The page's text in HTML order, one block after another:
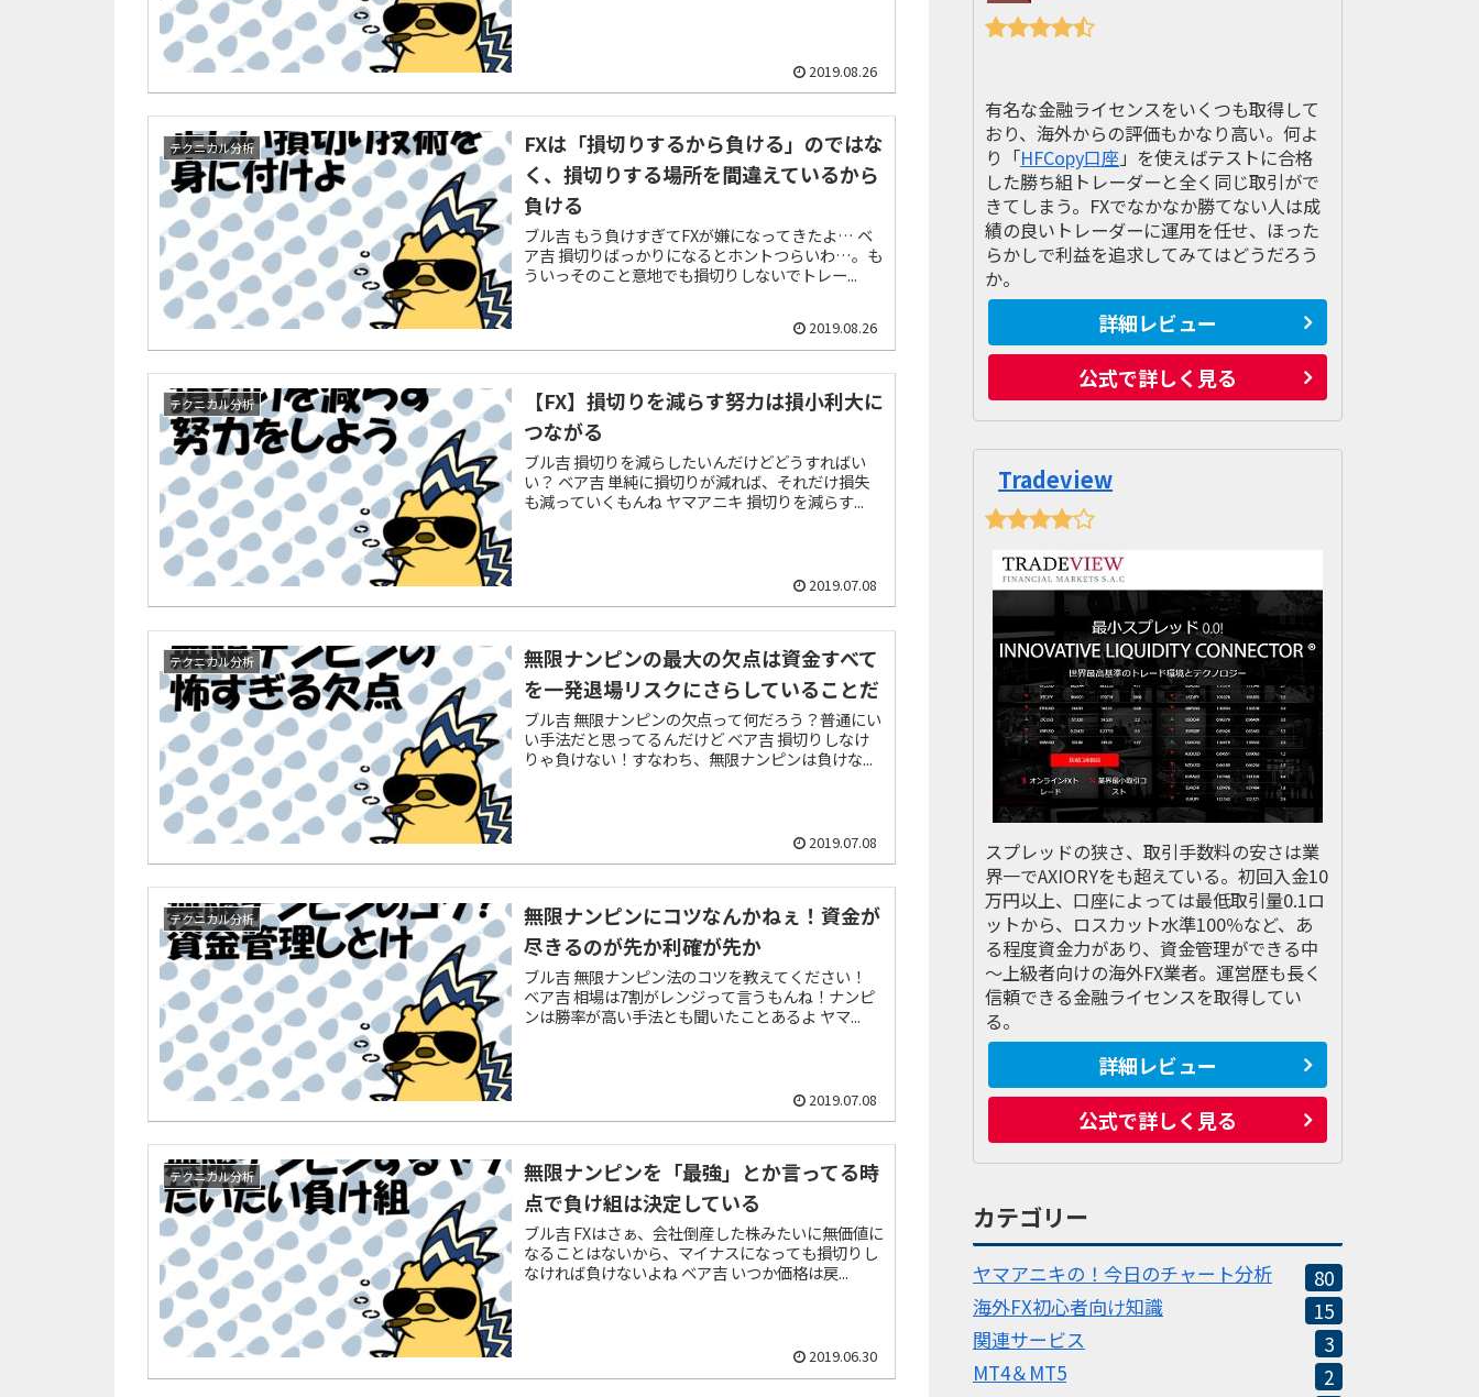
2019.08.26
テクニカル分析
FXは「損切りするから負ける」のではな
く、損切りする場所を間違えているから
負ける
ブル吉 もう負けすぎてFXが嫌になってきたよ… ベ
ア吉 損切りばっかりになるとホントつらいわ…。も
ういっそのこと意地でも損切りしないでトレー...
2019.08.26
テクニカル分析
【FX】損切りを減らす努力は損小利大に
つながる
ブル吉 損切りを減らしたいんだけどどうすればい
い？ ベア吉 単純に損切りが減れば、それだけ損失
も減っていくもんね ヤマアニキ 損切りを減らす...
2019.07.08
テクニカル分析
無限ナンピンの最大の欠点は資金すべて
を一発退場リスクにさらしていることだ
ブル吉 無限ナンピンの欠点って何だろう？普通にい
い手法だと思ってるんだけど ベア吉 損切りしなけ
りゃ負けない！すなわち、無限ナンピンは負けな...
2019.07.08
テクニカル分析
無限ナンピンにコツなんかねぇ！資金が
尽きるのが先か利確が先か
ブル吉 無限ナンピン法のコツを教えてください！
ベア吉 相場は7割がレンジって言うもんね！ナンピ
ンは勝率が高い手法とも聞いたことあるよ ヤマ...
2019.07.08
テクニカル分析
無限ナンピンを「最強」とか言ってる時
点で負け組は決定している
ブル吉 FXはさぁ、会社倒産した株みたいに無価値に
なることはないから、マイナスになっても損切りし
なければ負けないよね ベア吉 いつか価格は戻...
2019.06.30
有名な金融ライセンスをいくつも取得して
おり、海外からの評価もかなり高い。何よ
り「HFCopy口座」を使えばテストに合格
した勝ち組トレーダーと全く同じ取引がで
きてしまう。FXでなかなか勝てない人は成
績の良いトレーダーに運用を任せ、ほった
らかしで利益を追求してみてはどうだろう
か。
詳細レビュー
公式で詳しく見る
Tradeview
スプレッドの狭さ、取引手数料の安さは業
界一でAXIORYをも超えている。初回入金10
万円以上、口座によっては最低取引量0.1ロ
ットから、ロスカット水準100％など、あ
る程度資金力があり、資金管理ができる中
～上級者向けの海外FX業者。運営歴も長く
信頼できる金融ライセンスを取得してい
る。
詳細レビュー
公式で詳しく見る
カテゴリー
ヤマアニキの！今日のチャート分析
80
海外FX初心者向け知識
15
関連サービス
3
MT4＆MT5
2